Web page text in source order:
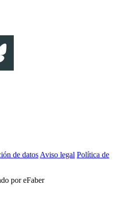
de datos Aviso legal Política de
por eFaber